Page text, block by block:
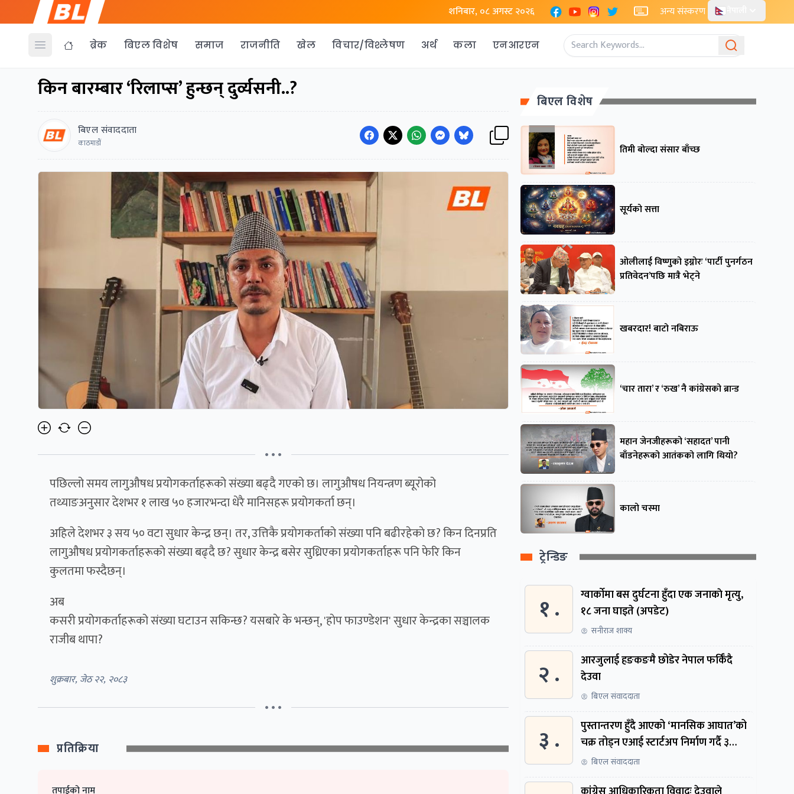
शनिबार, ०८ अगस्ट २०२६ FacebookYouTubeInstagram
X अन्य संस्करण
Open menu ब्रेक बिएल विशेष समाज राजनीति खेल विचार/विश्लेषण अर्थ कला एनआरएन
किन बारम्बार ‘रिलाप्स’ हुन्छन् दुर्व्यसनी..?
बिएल संवाददाता
काठमाडाैं
• • •
पछिल्लो समय लागुऔषध प्रयोगकर्ताहरूको संख्या बढ्दै गएको छ। लागुऔषध नियन्त्रण ब्यूरोको
तथ्याङअनुसार देशभर १ लाख ५० हजारभन्दा धेरै मानिसहरू प्रयोगकर्ता छन्।
अहिले देशभर ३ सय ५० वटा सुधार केन्द्र छन्। तर, उत्तिकै प्रयाेगकर्ताकाे संख्या पनि बढीरहेकाे छ? किन दिनप्रति
लागुऔषध प्रयोगकर्ताहरूको संख्या बढ्दै छ? सुधार केन्द्र बसेर सुध्रिएका प्रयोगकर्ताहरू पनि फेरि किन
कुलतमा फस्दैछन्।
अब
कसरी प्रयोगकर्ताहरूको संख्या घटाउन सकिन्छ? यसबारे के भन्छन्, 'हाेप फाउण्डेशन' सुधार केन्द्रका सञ्चालक
राजीब थापा?
शुक्रबार, जेठ २२, २०८३
• • •
प्रतिक्रिया
बिएल विशेष
तिमी बोल्दा संसार बाँच्छ
सूर्यको सत्ता
ओलीलाई विष्णुको इग्नोरः ‘पार्टी पुनर्गठन
प्रतिवेदन’पछि मात्रै भेट्ने
खबरदार! बाटो नबिराऊ
‘चार तारा’ र ‘रुख’ नै कांग्रेसको ब्रान्ड
महान जेनजीहरूको ‘सहादत’ पानी
बाँडनेहरूको आतंकको लागि थियो?
कालो चस्मा
ट्रेन्डिङ
१ .
ग्वार्काेमा बस दुर्घटना हुँदा एक जनाकाे मृत्यु,
१८ जना घाइते (अपडेट)
सनीराज शाक्य
२ .
आरजुलाई हङकङमै छोडेर नेपाल फर्किँदै
देउवा
बिएल संवाददाता
३ .
पुस्तान्तरण हुँदै आएको ‘मानसिक आघात’को
चक्र तोड्न एआई स्टार्टअप निर्माण गर्दै ३
नेपाली
बिएल संवाददाता